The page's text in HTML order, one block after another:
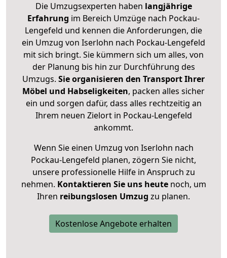
Die Umzugsexperten haben langjährige
Erfahrung im Bereich Umzüge nach Pockau-
Lengefeld und kennen die Anforderungen, die
ein Umzug von Iserlohn nach Pockau-Lengefeld
mit sich bringt. Sie kümmern sich um alles, von
der Planung bis hin zur Durchführung des
Umzugs. Sie organisieren den Transport Ihrer
Möbel und Habseligkeiten, packen alles sicher
ein und sorgen dafür, dass alles rechtzeitig an
Ihrem neuen Zielort in Pockau-Lengefeld
ankommt.
Wenn Sie einen Umzug von Iserlohn nach
Pockau-Lengefeld planen, zögern Sie nicht,
unsere professionelle Hilfe in Anspruch zu
nehmen. Kontaktieren Sie uns heutenoch, um
Ihren reibungslosen Umzug zu planen.
Kostenlose Angebote erhalten